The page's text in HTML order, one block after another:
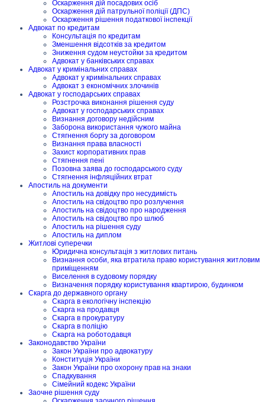
Оскарження дій посадових осіб
Оскарження дій патрульної поліції (ДПС)
Оскарження рішення податкової інспекції
Адвокат по кредитам
Консультація по кредитам
Зменшення відсотків за кредитом
Зниження судом неустойки за кредитом
Адвокат у банківських справах
Адвокат у кримінальних справах
Адвокат у кримінальних справах
Адвокат з економічних злочинів
Адвокат у господарських справах
Розстрочка виконання рішення суду
Адвокат у господарських справах
Визнання договору недійсним
Заборона використання чужого майна
Стягнення боргу за договором
Визнання права власності
Захист корпоративних прав
Стягнення пені
Позовна заява до господарського суду
Стягнення інфляційних втрат
Апостиль на документи
Апостиль на довідку про несудимість
Апостиль на свідоцтво про розлучення
Апостиль на свідоцтво про народження
Апостиль на свідоцтво про шлюб
Апостиль на рішення суду
Апостиль на диплом
Житлові суперечки
Юридична консультація з житлових питань
Визнання особи, яка втратила право користування житловим
приміщенням
Виселення в судовому порядку
Визначення порядку користування квартирою, будинком
Скарга до державного органу
Скарга в екологічну інспекцію
Скарга на продавця
Скарга в прокуратуру
Скарга в поліцію
Скарга на роботодавця
Законодавство України
Закон України про адвокатуру
Конституція України
Закон України про охорону прав на знаки
Спадкування
Сімейний кодекс України
Заочне рішення суду